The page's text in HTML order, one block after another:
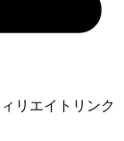
リエイトリンク